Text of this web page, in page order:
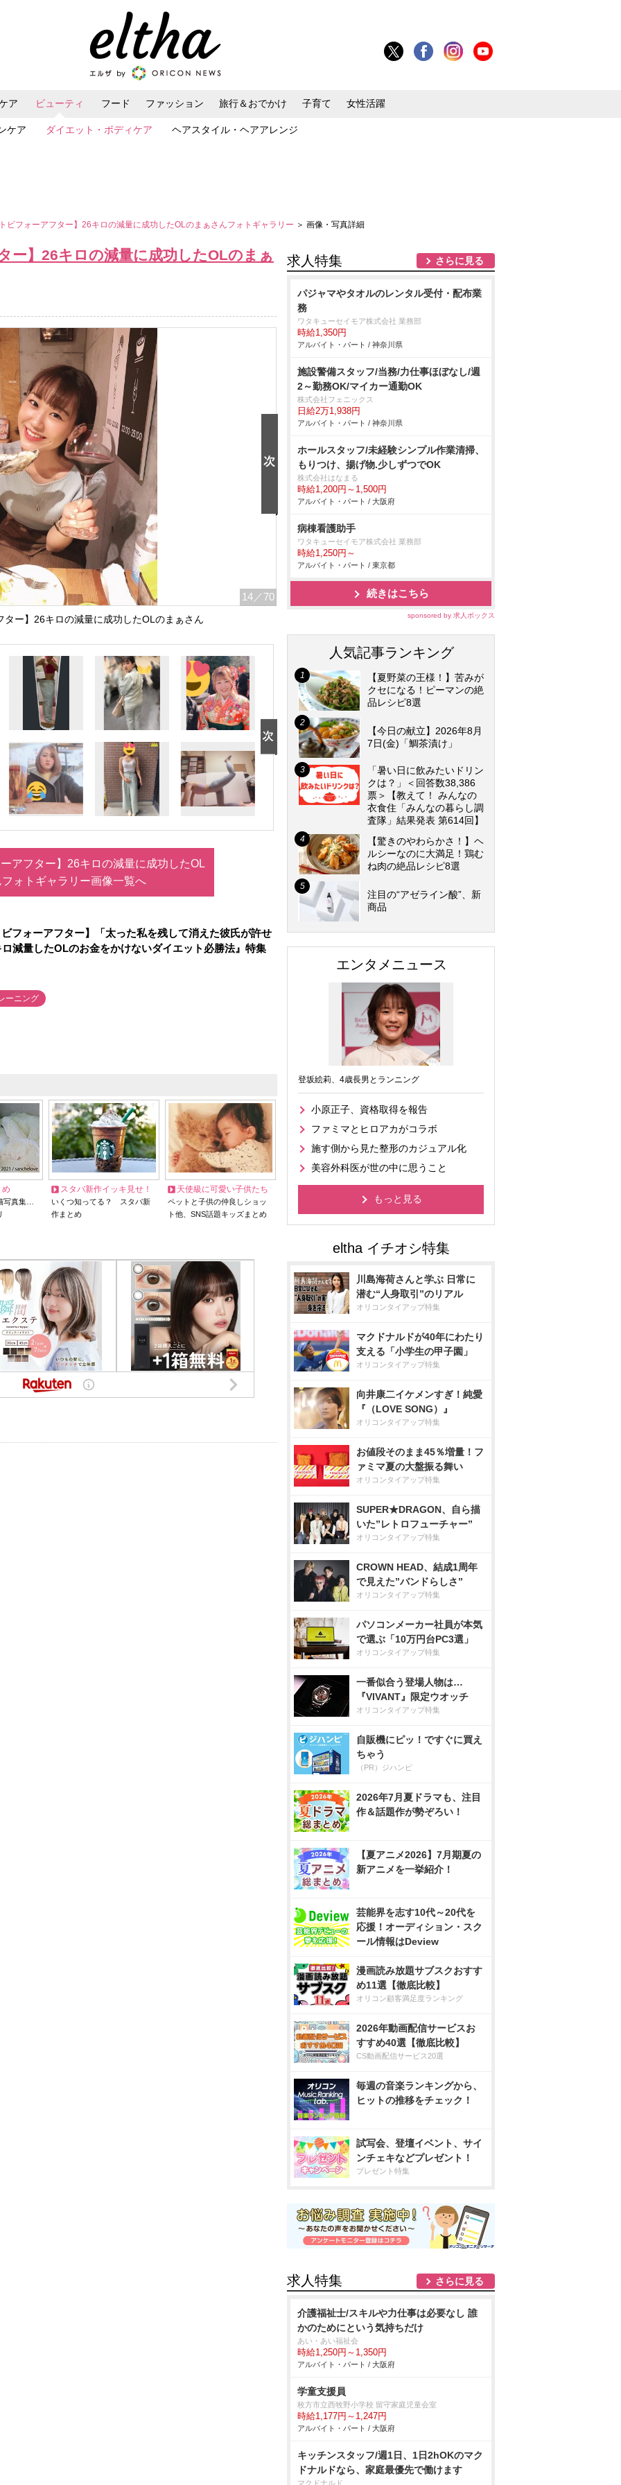
ア ビューティ
ケア ダイエット・ボディケア ヘアスタイル・ヘアアレンジ
フード ファッション 旅行＆おでかけ 子育て 女性活躍
ビフォーアフター】26キロの減量に成功したOLのまぁさんフォトギャラリー ＞ 画像・写真詳細
ー】26キロの減量に成功したOLのまぁ
14 ／70
ター】26キロの減量に成功したOLのまぁさん
アフター】26キロの減量に成功したOL
ォトギャラリー画像一覧へ
フォーアフター】「太った私を残して消えた彼氏が許せ
減量したOLのお金をかけないダイエット必勝法』特集
ーニング
め
写真集…
スタバ新作イッキ見せ！
いくつ知ってる？ スタバ新
作まとめ
天使級に可愛い子供たち
ペットと子供の仲良しショッ
ト他、SNS話題キッズまとめ
求人特集 さらに見る
パジャマやタオルのレンタル受付・配布業
務
ワタキューセイモア株式会社 業務部
時給1,350円
アルバイト・パート / 神奈川県
施設警備スタッフ/当務/力仕事ほぼなし/週
2～勤務OK/マイカー通勤OK
株式会社フェニックス
日給2万1,938円
アルバイト・パート / 神奈川県
ホールスタッフ/未経験シンプル作業清掃、
もりつけ、揚げ物.少しずつでOK
株式会社はなまる
時給1,200円～1,500円
アルバイト・パート / 大阪府
病棟看護助手
ワタキューセイモア株式会社 業務部
時給1,250円～
アルバイト・パート / 東京都
続きはこちら
sponsored by 求人ボックス
人気記事ランキング
【夏野菜の王様！】苦みが
クセになる！ピーマンの絶
品レシピ8選
【今日の献立】2026年8月
7日(金)「鯛茶漬け」
「暑い日に飲みたいドリン
クは？」＜回答数38,386
票＞【教えて！ みんなの
衣食住「みんなの暮らし調
査隊」結果発表 第614回】
【驚きのやわらかさ！】ヘ
ルシーなのに大満足！鶏む
ね肉の絶品レシピ8選
注目の“アゼライン酸”、新
商品
エンタメニュース
登坂絵莉、4歳長男とランニング
小原正子、資格取得を報告
ファミマとヒロアカがコラボ
施す側から見た整形のカジュアル化
美容外科医が世の中に思うこと
もっと見る
川島海荷さんと学ぶ 日常に
潜む“人身取引”のリアル
オリコンタイアップ特集
マクドナルドが40年にわたり
支える「小学生の甲子園」
オリコンタイアップ特集
向井康二イケメンすぎ！純愛
『（LOVE SONG）』
オリコンタイアップ特集
お値段そのまま45％増量！フ
ァミマ夏の大盤振る舞い
オリコンタイアップ特集
SUPER★DRAGON、自ら描
いた”レトロフューチャー”
オリコンタイアップ特集
CROWN HEAD、結成1周年
で見えた”バンドらしさ”
オリコンタイアップ特集
パソコンメーカー社員が本気
で選ぶ「10万円台PC3選」
オリコンタイアップ特集
一番似合う登場人物は…
『VIVANT』限定ウオッチ
オリコンタイアップ特集
自販機にピッ！ですぐに買え
ちゃう
（PR）ジハンピ
2026年7月夏ドラマも、注目
作＆話題作が勢ぞろい！
【夏アニメ2026】7月期夏の
新アニメを一挙紹介！
芸能界を志す10代～20代を
応援！オーディション・スク
ール情報はDeview
漫画読み放題サブスクおすす
め11選【徹底比較】
オリコン顧客満足度ランキング
2026年動画配信サービスお
すすめ40選【徹底比較】
CS動画配信サービス20選
毎週の音楽ランキングから、
ヒットの推移をチェック！
試写会、登壇イベント、サイ
ンチェキなどプレゼント！
プレゼント特集
求人特集 さらに見る
介護福祉士/スキルや力仕事は必要なし 誰
かのためにという気持ちだけ
あい・あい福祉会
時給1,250円～1,350円
アルバイト・パート / 大阪府
学童支援員
枚方市立西牧野小学校 留守家庭児童会室
時給1,177円～1,247円
アルバイト・パート / 大阪府
キッチンスタッフ/週1日、1日2hOKのマク
ドナルドなら、家庭最優先で働けます
マクドナルド